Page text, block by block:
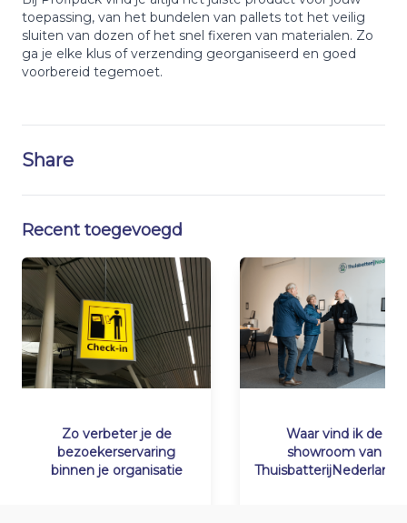
toepassing, van het bundelen van pallets tot het veilig
sluiten van dozen of het snel fixeren van materialen. Zo
ga je elke klus of verzending georganiseerd en goed
voorbereid tegemoet.
Share
Recent toegevoegd
Zo verbeter je de
bezoekerservaring
binnen je organisatie
Waar vind ik de
showroom van